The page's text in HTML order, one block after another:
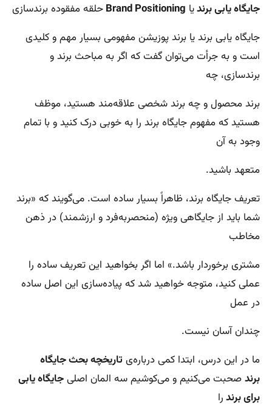
جایگاه یابی برندیا ‌Brand Positioningحلقه مفقوده برندسازی
جایگاه یابی برند یا برند پوزیشن مفهومی بسیار مهم و کلیدی
است و به جرأت می‌توان گفت که اگر به مباحث برند و
برندسازی، چه
برند محصول و چه برند شخصی علاقه‌مند هستید، موظف
هستید که مفهوم جایگاه برند را به خوبی درک کنید و با تمام
وجود به آن
متعهد باشید.
تعریف جایگاه برند، ظاهراً بسیار ساده است. می‌گویند که «برند
شما باید از جایگاهی ویژه‌ (منحصربه‌فرد و ارزشمند) در ذهن
مخاطب
مشتری برخوردار باشد.» اما اگر بخواهید این تعریف ساده را
عملی کنید، متوجه خواهید شد که پیاده‌سازی این اصل ساده
در عمل
چندان آسان نیست.
ما در این درس، ابتدا کمی درباره‌ی تاریخچه بحث جایگاه
برندصحبت می‌کنیم و می‌کوشیم سه المان اصلیجایگاه یابی
برای برندرا